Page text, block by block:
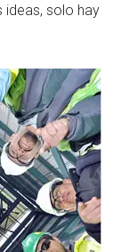
ideas, solo hay